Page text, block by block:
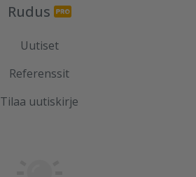
Rudus
Uutiset
Referenssit
Tilaa uutiskirje